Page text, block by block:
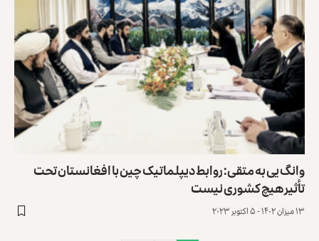
وانگ یی به متقی: روابط دیپلماتیک چین با افغانستان تحت
تأثیر هیچ کشوری نیست
۱۳ میزان ۱۴۰۲ - ۵ اکتوبر ۲۰۲۳